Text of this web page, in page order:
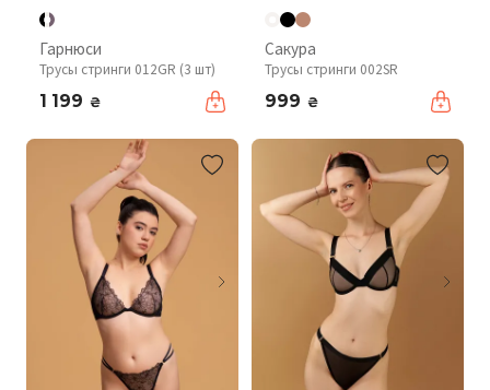
Гарнюси
Трусы стринги 012GR (3 шт)
1 199 ₴
Сакура
Трусы стринги 002SR
999 ₴